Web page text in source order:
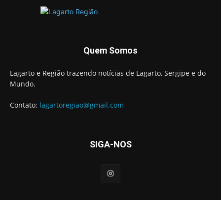
Quem Somos
Lagarto e Região trazendo notícias de Lagarto, Sergipe e do
Mundo.
Contato: lagartoregiao@gmail.com
SIGA-NOS